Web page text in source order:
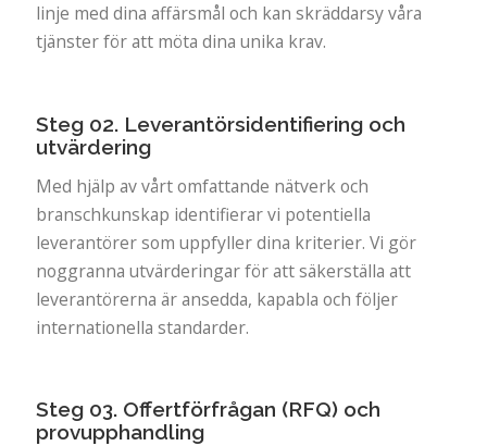
linje med dina affärsmål och kan skräddarsy våra
tjänster för att möta dina unika krav.
Steg 02. Leverantörsidentifiering och
utvärdering
Med hjälp av vårt omfattande nätverk och
branschkunskap identifierar vi potentiella
leverantörer som uppfyller dina kriterier. Vi gör
noggranna utvärderingar för att säkerställa att
leverantörerna är ansedda, kapabla och följer
internationella standarder.
Steg 03. Offertförfrågan (RFQ) och
provupphandling